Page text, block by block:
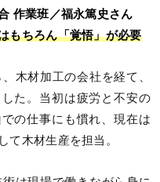
作業班／福永篤史さん
もちろん「覚悟」が必要
木材加工の会社を経て、
た。当初は疲労と不安の
の仕事にも慣れ、現在は
て木材生産を担当。